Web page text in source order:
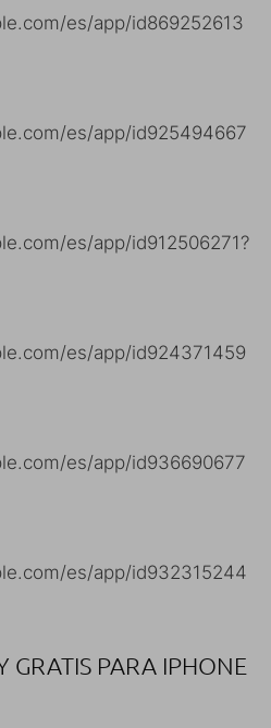
es/app/id869252613
es/app/id925494667
es/app/id912506271?
es/app/id924371459
es/app/id936690677
es/app/id932315244
GRATIS PARA IPHONE